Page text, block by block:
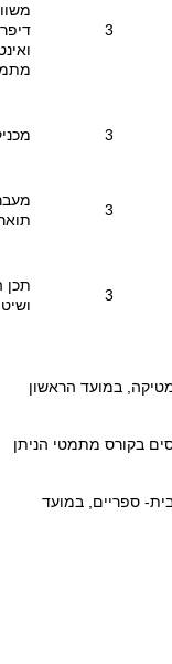
3
3
3
3
תכן
במועד הראשון
בקורס מתמטי הניתן
ספריים, במועד